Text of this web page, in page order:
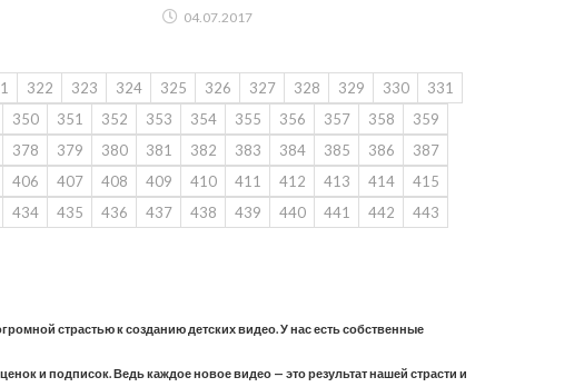
машинки
04.07.2017
322 323 324 325 326 327 328 329 330
331
350 351 352 353 354 355 356 357 358
359
378 379 380 381 382 383 384 385 386
387
406 407 408 409 410 411 412 413 414
415
434 435 436 437 438 439 440 441 442
443
страстью к созданию детских видео. У нас есть собственные
и подписок. Ведь каждое новое видео — это результат нашей страсти и